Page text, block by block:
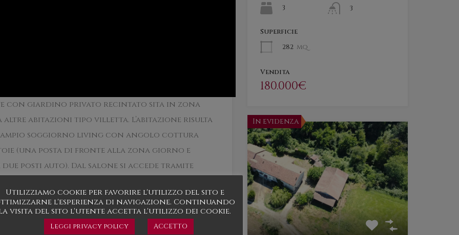
con giardino privato recintato sita in zona
altre abitazioni tipo villetta. L’abitazione risulta
ampio soggiorno living con angolo cottura
(una posta di fronte alla zona giorno e
posti auto). Dal salone si accede tramite
vano multiuso (studio, libreria, sala
sulle tre camere da letto, tutte molto spaziose
Volendo al primo piano si può accedere
per questa caratteristica si potrebbe
3
3
Superficie
282 mq
Vendita
180.000€
In evidenza
Utilizziamo cookie per favorire l'utilizzo del sito e
l'esperienza di navigazione. Continuando
visita del sito l'utente accetta l'utilizzo dei cookie.
Leggi privacy policy ACCETTO